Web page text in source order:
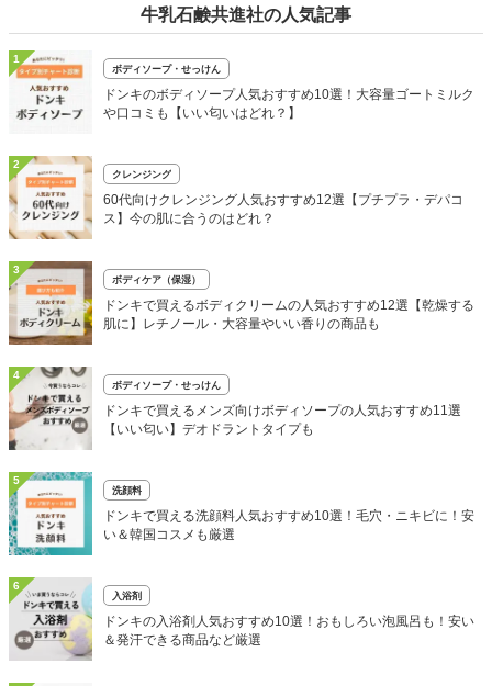
牛乳石鹸共進社の人気記事
1
ボディソープ・せっけん
ドンキのボディソープ人気おすすめ10選！大容量ゴートミルク
や口コミも【いい匂いはどれ？】
2
クレンジング
60代向けクレンジング人気おすすめ12選【プチプラ・デパコ
ス】今の肌に合うのはどれ？
3
ボディケア（保湿）
ドンキで買えるボディクリームの人気おすすめ12選【乾燥する
肌に】レチノール・大容量やいい香りの商品も
4
ボディソープ・せっけん
ドンキで買えるメンズ向けボディソープの人気おすすめ11選
【いい匂い】デオドラントタイプも
5
洗顔料
ドンキで買える洗顔料人気おすすめ10選！毛穴・ニキビに！安
い＆韓国コスメも厳選
6
入浴剤
ドンキの入浴剤人気おすすめ10選！おもしろい泡風呂も！安い
＆発汗できる商品など厳選